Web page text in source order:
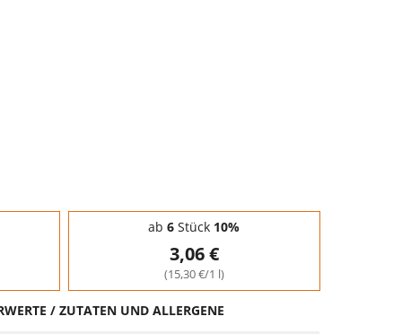
ab 6 Stück 10%
3,06 €
(15,30 €/1 l)
/ ZUTATEN UND ALLERGENE